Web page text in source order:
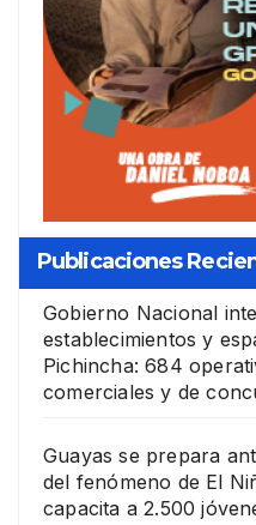
Publicaciones
Gobierno Nacional
establecimientos y
Pichincha: 684
comerciales y de
Guayas se prepara
del fenómeno de El
capacita a 2.500